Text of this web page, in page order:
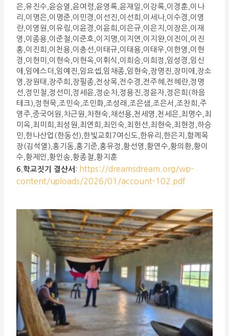
은,유진수,윤승열,윤여령,윤영록,윤재일,이강록,이경훈,이나
리,이명은,이명준,이민경,이선진,이선희,이세나,이수경,이영
란,이영원,이유림,이윤경,이윤희,이은규,이은지,이장은,이재
영,이종용,이준철,이준호,이지명,이지연,이지완,이진이,이진
홍,이진희,이천용,이충선,이태규,이태용,이태우,이한영,이현
경,이현미,이현숙,이현옥,이휘식,이희승,이희정,임성경,임신
애,임에스더,임예진,임요셉,임채종,임현숙,장명진,장미애,장소
영,장원태,장주희,장필종,전상목,전수경,전주혜,전혜란,정명
선,정민철,정선미,정세윤,정순차,정용진,정윤자,정은희(하음
테크),정현묵,조민숙,조민화,조성래,조은샘,조은서,조찬희,주
영주,중국어원,차근원,차현숙,채선용,천세영,천세은,최명수,최
미옥,최미희,최성원,최연희,최인숙,최헌선,최현숙,최현정,하승
민,한나산업(한동선),한빛교회7여신도,한유리,한은지,함께목
장(김석열),홍기동,홍기준,홍유정,황선영,황연수,황의환,황이
수,황제인,황인송,황종철,황지훈
6.학교짓기 결산서 : https://dreamsdream.org/wp-
content/uploads/2026/01/account-102.pdf